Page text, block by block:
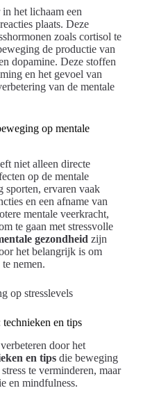
het lichaam een
plaats. Deze
zoals cortisol te
de productie van
dopamine. Deze stoffen
en het gevoel van
van de mentale
op mentale
niet alleen directe
op de mentale
sporten, ervaren vaak
en een afname van
mentale veerkracht,
te gaan met stressvolle
gezondheid zijn
het belangrijk is om
nemen.
technieken en tips
door het
en tips die beweging
te verminderen, maar
en mindfulness.